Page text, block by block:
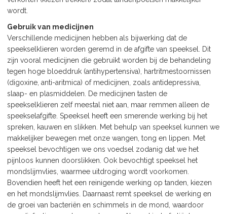
wordt.
Gebruik van medicijnen
Verschillende medicijnen hebben als bijwerking dat de
speekselklieren worden geremd in de afgifte van speeksel. Dit
zijn vooral medicijnen die gebruikt worden bij de behandeling
tegen hoge bloeddruk (antihypertensiva), hartritmestoornissen
(digoxine, anti-aritmica) of medicijnen, zoals antidepressiva,
slaap- en plasmiddelen. De medicijnen tasten de
speekselklieren zelf meestal niet aan, maar remmen alleen de
speekselafgifte. Speeksel heeft een smerende werking bij het
spreken, kauwen en slikken. Met behulp van speeksel kunnen we
makkelijker bewegen met onze wangen, tong en lippen. Met
speeksel bevochtigen we ons voedsel zodanig dat we het
pijnloos kunnen doorslikken. Ook bevochtigt speeksel het
mondslijmvlies, waarmee uitdroging wordt voorkomen.
Bovendien heeft het een reinigende werking op tanden, kiezen
en het mondslijmvlies. Daarnaast remt speeksel de werking en
de groei van bacteriën en schimmels in de mond, waardoor